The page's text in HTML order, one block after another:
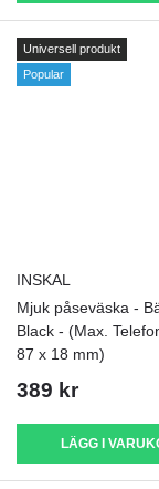
Universell produkt
Popular
INSKAL
Mjuk påseväska -
Black - (Max.
87 x 18 mm)
389 kr
LÄGG I